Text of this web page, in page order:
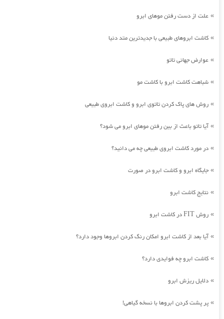
» علت از دست رفتن موهای ابرو
» کاشت ابروهای طبیعی با جدیدترین متد دنیا
» عوارض جهانی تاتو
» شباهت کاشت ابرو با کاشت مو
» روش های پاک کردن تاتوی ابرو و کاشت ابروی طبیعی
»آیا تاتو باعث از بین رفتن موهای ابرو می شود؟
» در مورد کاشت ابروی طبیعی چه می دانید؟
» جایگاه ابرو و کاشت ابرو در صورت
» نتایج کاشت ابرو
» روش FIT در کاشت ابرو
»آیا بعد از کاشت ابرو امکان رنگ کردن ابروها وجود دارد؟
» کاشت ابرو چه فوایدی دارد؟
» دلایل ریزش ابرو
» پر پشت کردن ابروها با نسخه گیاهی!